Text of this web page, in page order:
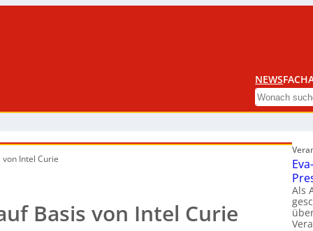
NEWS
Search
Intel Curie
Basis von Intel Curie
Als